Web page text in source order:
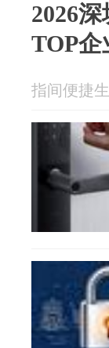
2026
TOP企
指间便捷